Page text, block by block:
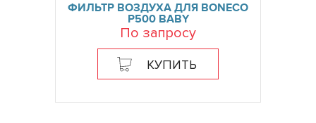
ФИЛЬТР ВОЗДУХА ДЛЯ BONECO
P500 BABY
По запросу
КУПИТЬ